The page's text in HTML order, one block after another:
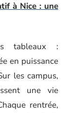
à Nice : une
tableaux :
en puissance
les campus,
une vie
rentrée,